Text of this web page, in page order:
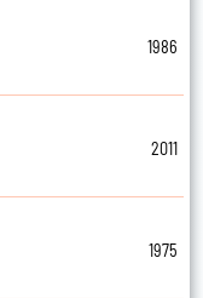
1986
2011
1975